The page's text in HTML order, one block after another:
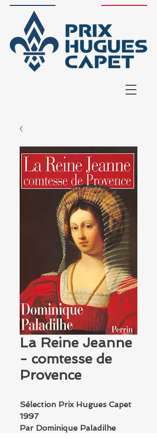
La Reine Jeanne
- comtesse de
Provence
Sélection Prix Hugues Capet
1997
Par Dominique Paladilhe